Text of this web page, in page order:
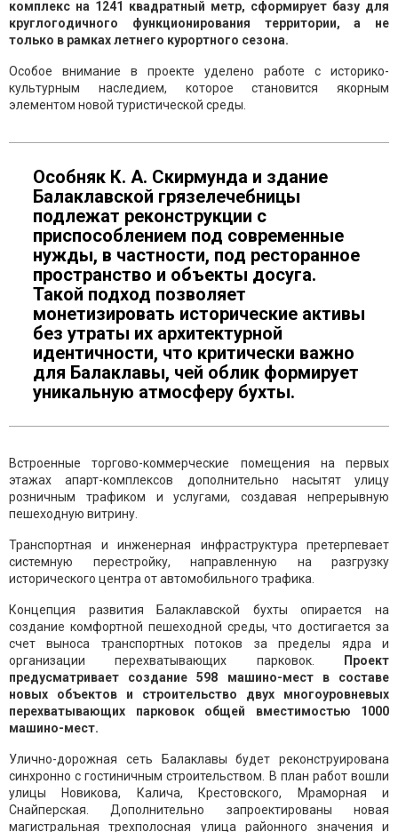
комплекс на 1241 квадратный метр, сформирует базу для
круглогодичного функционирования территории, а не
только в рамках летнего курортного сезона.
Особое внимание в проекте уделено работе с историко-
культурным наследием, которое становится якорным
элементом новой туристической среды.
Особняк К. А. Скирмунда и здание
Балаклавской грязелечебницы
подлежат реконструкции с
приспособлением под современные
нужды, в частности, под ресторанное
пространство и объекты досуга.
Такой подход позволяет
монетизировать исторические активы
без утраты их архитектурной
идентичности, что критически важно
для Балаклавы, чей облик формирует
уникальную атмосферу бухты.
Встроенные торгово-коммерческие помещения на первых
этажах апарт-комплексов дополнительно насытят улицу
розничным трафиком и услугами, создавая непрерывную
пешеходную витрину.
Транспортная и инженерная инфраструктура претерпевает
системную перестройку, направленную на разгрузку
исторического центра от автомобильного трафика.
Концепция развития Балаклавской бухты опирается на
создание комфортной пешеходной среды, что достигается за
счет выноса транспортных потоков за пределы ядра и
организации перехватывающих парковок.
Проект
предусматривает создание 598 машино-мест в составе
новых объектов и строительство двух многоуровневых
перехватывающих парковок общей вместимостью 1000
машино-мест.
Улично-дорожная сеть Балаклавы будет реконструирована
синхронно с гостиничным строительством. В план работ вошли
улицы Новикова, Калича, Крестовского, Мраморная и
Снайперская. Дополнительно запроектированы новая
магистральная трехполосная улица районного значения и